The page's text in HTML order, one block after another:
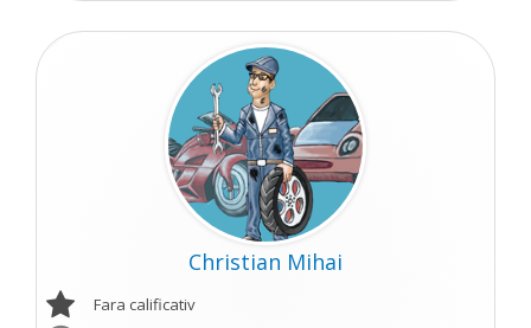
Christian Mihai
Fara calificativ